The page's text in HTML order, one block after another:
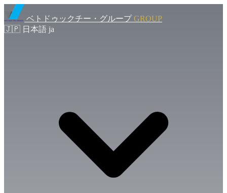
ベトドゥックチー・グループGROUP
🇯🇵 日本語 ja